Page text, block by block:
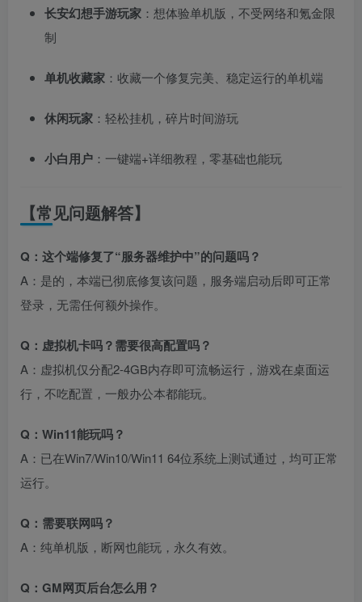
长安幻想手游玩家 ：想体验单机版，不受网络和氪金限
制
单机收藏家 ：收藏一个修复完美、稳定运行的单机端
休闲玩家 ：轻松挂机，碎片时间游玩
小白用户 ：一键端+详细教程，零基础也能玩
【常见问题解答】
Q：这个端修复了“服务器维护中”的问题吗？
A：是的，本端已彻底修复该问题，服务端启动后即可正常
登录，无需任何额外操作。
Q：虚拟机卡吗？需要很高配置吗？
A：虚拟机仅分配2-4GB内存即可流畅运行，游戏在桌面运
行，不吃配置，一般办公本都能玩。
Q：Win11能玩吗？
A：已在Win7/Win10/Win11 64位系统上测试通过，均可正常
运行。
Q：需要联网吗？
A：纯单机版，断网也能玩，永久有效。
Q：GM网页后台怎么用？